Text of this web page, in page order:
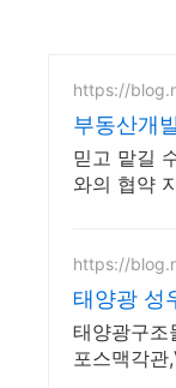
https://
부동산개
문업체
믿고 맡길
와의 협약
https://
태양광 성
태양광구조
포스맥각